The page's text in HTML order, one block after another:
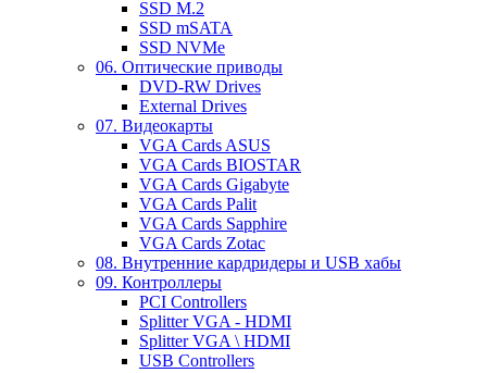
SSD M.2
SSD mSATA
SSD NVMe
06. Оптические приводы
DVD-RW Drives
External Drives
07. Видеокарты
VGA Cards ASUS
VGA Cards BIOSTAR
VGA Cards Gigabyte
VGA Cards Palit
VGA Cards Sapphire
VGA Cards Zotac
08. Внутренние кардридеры и USB хабы
09. Контроллеры
PCI Controllers
Splitter VGA - HDMI
Splitter VGA \ HDMI
USB Controllers